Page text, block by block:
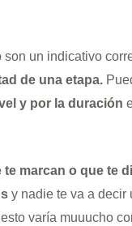
son un indicativo
de una etapa.
y por la duración
te marcan o que te
y nadie te va a decir
varía muuucho